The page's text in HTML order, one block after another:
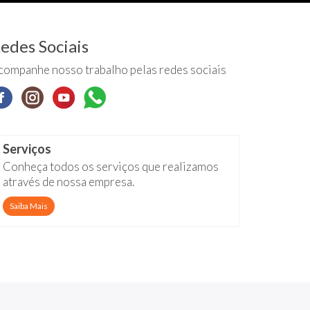
Sociais
nosso trabalho pelas redes sociais
Serviços
Conheça todos os serviços que realizamos
através de nossa empresa.
Saiba Mais